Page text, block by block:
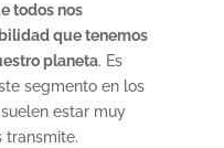
todos nos
que tenemos
planeta. Es
segmento en los
estar muy
transmite.